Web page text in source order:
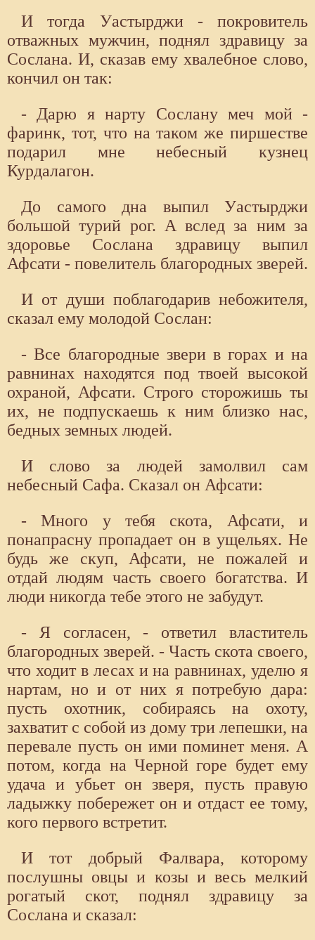
И тогда Уастырджи - покровитель
отважных мужчин, поднял здравицу за
Сослана. И, сказав ему хвалебное слово,
кончил он так:
- Дарю я нарту Сослану меч мой -
фаринк, тот, что на таком же пиршестве
подарил мне небесный кузнец
Курдалагон.
До самого дна выпил Уастырджи
большой турий рог. А вслед за ним за
здоровье Сослана здравицу выпил
Афсати - повелитель благородных зверей.
И от души поблагодарив небожителя,
сказал ему молодой Сослан:
- Все благородные звери в горах и на
равнинах находятся под твоей высокой
охраной, Афсати. Строго сторожишь ты
их, не подпускаешь к ним близко нас,
бедных земных людей.
И слово за людей замолвил сам
небесный Сафа. Сказал он Афсати:
- Много у тебя скота, Афсати, и
понапрасну пропадает он в ущельях. Не
будь же скуп, Афсати, не пожалей и
отдай людям часть своего богатства. И
люди никогда тебе этого не забудут.
- Я согласен, - ответил властитель
благородных зверей. - Часть скота своего,
что ходит в лесах и на равнинах, уделю я
нартам, но и от них я потребую дара:
пусть охотник, собираясь на охоту,
захватит с собой из дому три лепешки, на
перевале пусть он ими поминет меня. А
потом, когда на Черной горе будет ему
удача и убьет он зверя, пусть правую
ладыжку побережет он и отдаст ее тому,
кого первого встретит.
И тот добрый Фалвара, которому
послушны овцы и козы и весь мелкий
рогатый скот, поднял здравицу за
Сослана и сказал: